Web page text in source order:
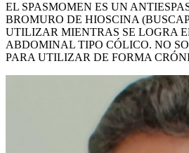
EL SPASMOMEN ES UN
BROMURO DE HIOSCINA
UTILIZAR MIENTRAS SE LOGRA
ABDOMINAL TIPO CÓLICO. NO
PARA UTILIZAR DE FORMA